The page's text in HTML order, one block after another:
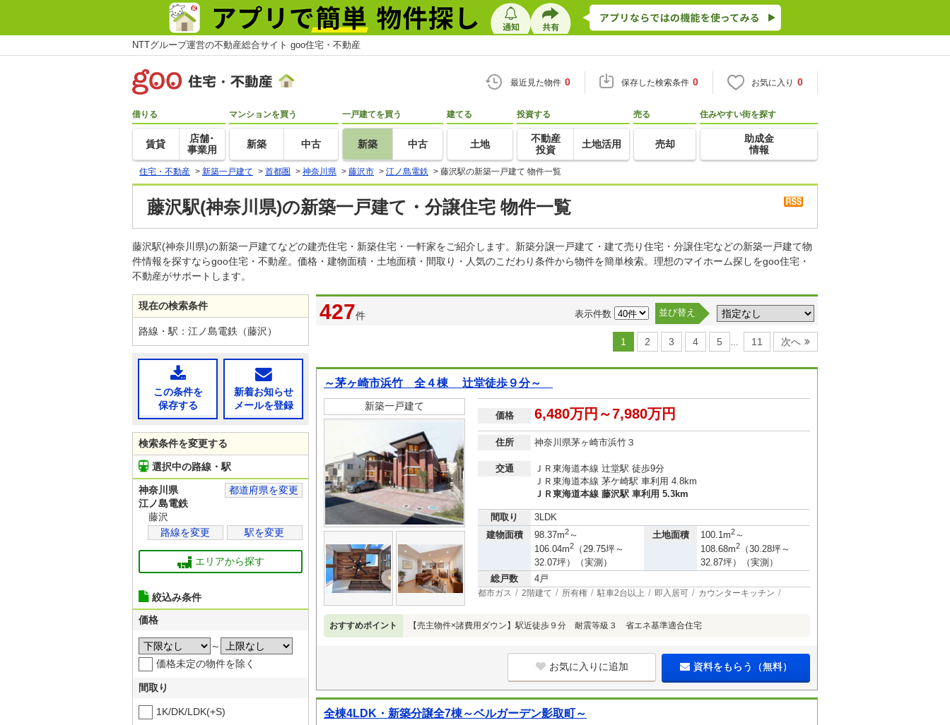
NTTグループ運営の不動産総合サイト goo住宅・不動産
最近見た物件 0 保存した検索条件 0 お気に入り 0
借りる
賃貸
店舗･
事業用
マンションを買う
新築 中古
一戸建てを買う
新築 中古
建てる
土地
投資する
不動産
投資
土地活用
売る
売却
住みやすい街を探す
助成金
情報
住宅・不動産 > 新築一戸建て > 首都圏 > 神奈川県 > 藤沢市 > 江ノ島電鉄 > 藤沢駅の新築一戸建て 物件一覧
藤沢駅(神奈川県)の新築一戸建て・分譲住宅 物件一覧
藤沢駅(神奈川県)の新築一戸建てなどの建売住宅・新築住宅・一軒家をご紹介します。新築分譲一戸建て・建て売り住宅・分譲住宅などの新築一戸建て物
件情報を探すならgoo住宅・不動産。価格・建物面積・土地面積・間取り・人気のこだわり条件から物件を簡単検索。理想のマイホーム探しをgoo住宅・
不動産がサポートします。
427件 表示件数 並び替え
1 2 3 4 5 … 11 次へ
～茅ヶ崎市浜竹 全４棟 辻堂徒歩９分～
新築一戸建て
価格 6,480万円～7,980万円
住所 神奈川県茅ヶ崎市浜竹３
交通
ＪＲ東海道本線 辻堂駅 徒歩9分
ＪＲ東海道本線 茅ケ崎駅 車利用 4.8km
ＪＲ東海道本線 藤沢駅 車利用 5.3km
間取り
3LDK
建物面積
98.37m2～
106.04m2
（29.75坪～
32.07坪）（実測）
土地面積 100.1m2～
108.68m2
（30.28坪～
32.87坪）（実測）
総戸数
4戸
都市ガス 2階建て 所有権 駐車2台以上 即入居可 カウンターキッチン
おすすめポイント 【売主物件×諸費用ダウン】駅近徒歩９分 耐震等級３ 省エネ基準適合住宅
お気に入りに追加 資料をもらう（無料）
全棟4LDK・新築分譲全7棟～ベルガーデン影取町～
現在の検索条件
路線・駅：江ノ島電鉄（藤沢）
この条件を
保存する
新着お知らせ
メールを登録
検索条件を変更する
選択中の路線・駅
神奈川県
都道府県を変更
江ノ島電鉄
藤沢
路線を変更
駅を変更
エリアから探す
絞込み条件
価格
～
価格未定の物件を除く
間取り
1K/DK/LDK(+S)